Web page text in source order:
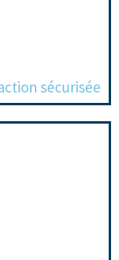
sécurisée